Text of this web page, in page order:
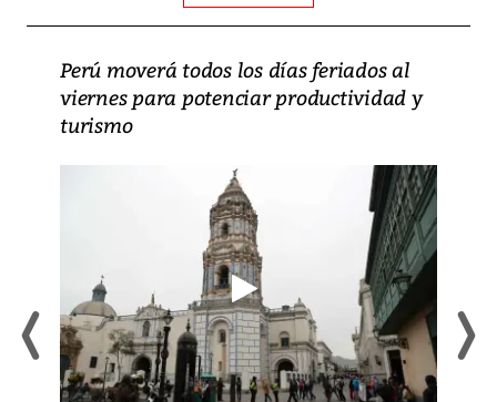
Perú moverá todos los días feriados al
viernes para potenciar productividad y
turismo